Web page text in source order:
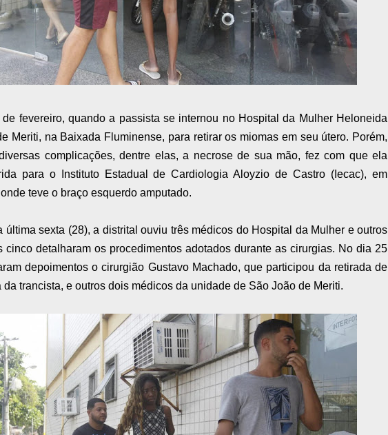
fevereiro, quando a passista se internou no Hospital da Mulher Heloneida
Meriti, na Baixada Fluminense, para retirar os miomas em seu útero. Porém,
complicações, dentre elas, a necrose de sua mão, fez com que ela
para o Instituto Estadual de Cardiologia Aloyzio de Castro (Iecac), em
teve o braço esquerdo amputado.
última sexta (28), a distrital ouviu três médicos do Hospital da Mulher e outros
cinco detalharam os procedimentos adotados durante as cirurgias. No dia 25
depoimentos o cirurgião Gustavo Machado, que participou da retirada de
trancista, e outros dois médicos da unidade de São João de Meriti.